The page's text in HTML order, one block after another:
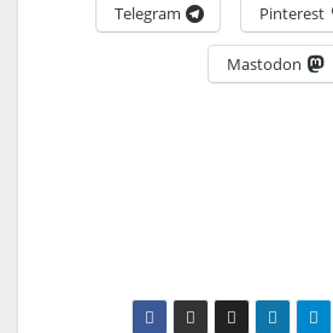
Pinterest
Telegram
Mastodon